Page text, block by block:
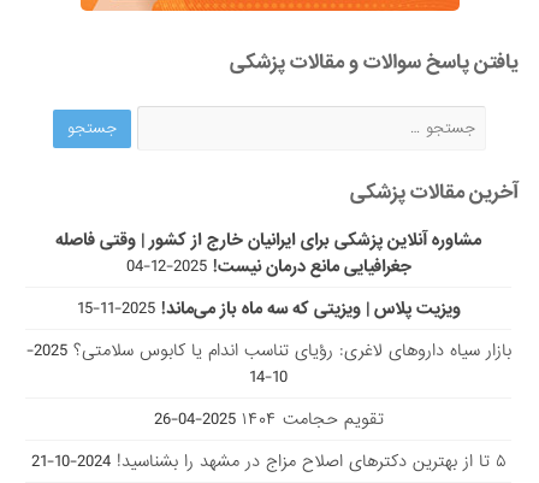
یافتن پاسخ سوالات و مقالات پزشکی
آخرین مقالات پزشکی
مشاوره آنلاین پزشکی برای ایرانیان خارج از کشور | وقتی فاصله
جغرافیایی مانع درمان نیست! 2025-12-04
ویزیت پلاس | ویزیتی که سه ماه باز می‌ماند! 2025-11-15
بازار سیاه داروهای لاغری: رؤیای تناسب اندام یا کابوس سلامتی؟
2025-
10-14
تقویم حجامت ۱۴۰۴
2025-04-26
۵ تا از بهترین دکتر‌های اصلاح مزاج در مشهد را بشناسید!
2024-10-21